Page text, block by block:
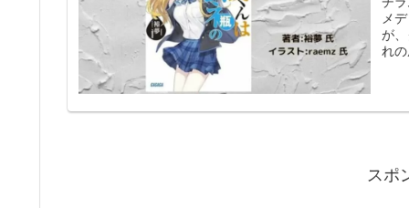
メ
が
れ
スポ